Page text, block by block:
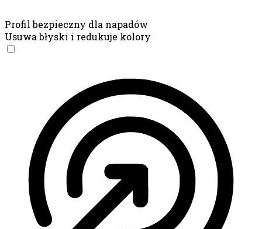
Profil bezpieczny dla napadów
Usuwa błyski i redukuje kolory